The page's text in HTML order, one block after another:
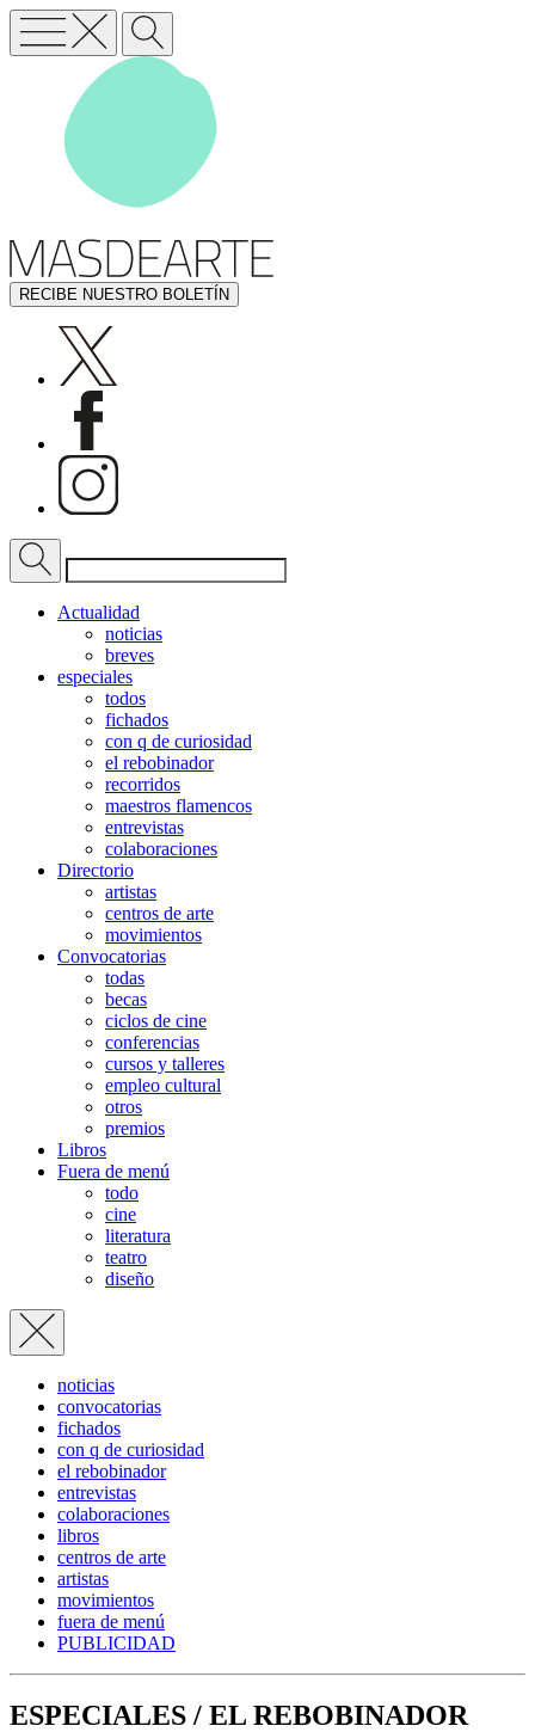
RECIBE NUESTRO BOLETÍN
Actualidad
noticias
breves
especiales
todos
fichados
con q de curiosidad
el rebobinador
recorridos
maestros flamencos
entrevistas
colaboraciones
Directorio
artistas
centros de arte
movimientos
Convocatorias
todas
becas
ciclos de cine
conferencias
cursos y talleres
empleo cultural
otros
premios
Libros
Fuera de menú
todo
cine
literatura
teatro
diseño
noticias
convocatorias
fichados
con q de curiosidad
el rebobinador
entrevistas
colaboraciones
libros
centros de arte
artistas
movimientos
fuera de menú
PUBLICIDAD
ESPECIALES / EL REBOBINADOR